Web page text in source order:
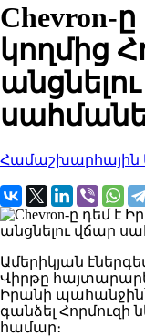
Chevron-
կողմից
Համաշխարհային
Ամերիկյան
Վիրթը
Իրանի
գանձել Հորմուզի
համար։